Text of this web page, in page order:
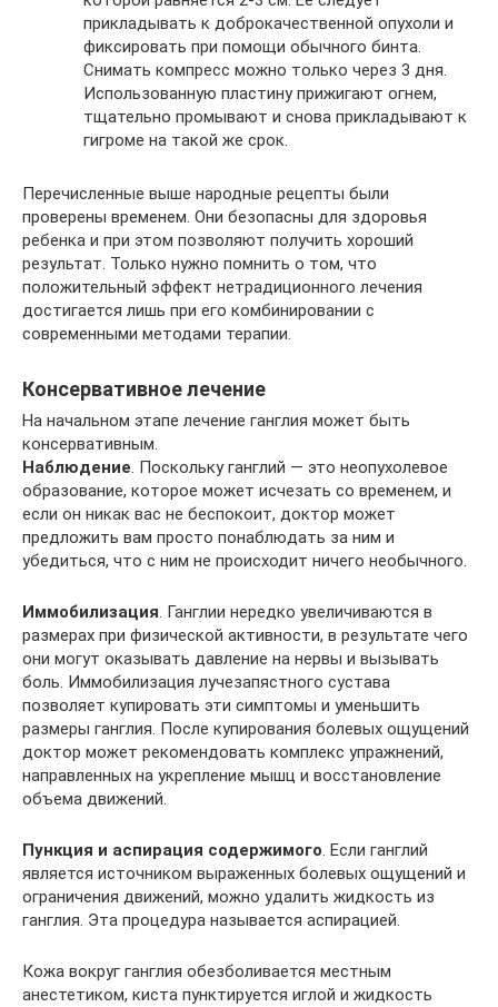
прикладывать к доброкачественной опухоли и
фиксировать при помощи обычного бинта.
Снимать компресс можно только через 3 дня.
Использованную пластину прижигают огнем,
тщательно промывают и снова прикладывают к
гигроме на такой же срок.
Перечисленные выше народные рецепты были
проверены временем. Они безопасны для здоровья
ребенка и при этом позволяют получить хороший
результат. Только нужно помнить о том, что
положительный эффект нетрадиционного лечения
достигается лишь при его комбинировании с
современными методами терапии.
Консервативное лечение
На начальном этапе лечение ганглия может быть
консервативным.
Наблюдение. Поскольку ганглий — это неопухолевое
образование, которое может исчезать со временем, и
если он никак вас не беспокоит, доктор может
предложить вам просто понаблюдать за ним и
убедиться, что с ним не происходит ничего необычного.
Иммобилизация. Ганглии нередко увеличиваются в
размерах при физической активности, в результате чего
они могут оказывать давление на нервы и вызывать
боль. Иммобилизация лучезапястного сустава
позволяет купировать эти симптомы и уменьшить
размеры ганглия. После купирования болевых ощущений
доктор может рекомендовать комплекс упражнений,
направленных на укрепление мышц и восстановление
объема движений.
Пункция и аспирация содержимого. Если ганглий
является источником выраженных болевых ощущений и
ограничения движений, можно удалить жидкость из
ганглия. Эта процедура называется аспирацией.
Кожа вокруг ганглия обезболивается местным
анестетиком, киста пунктируется иглой и жидкость